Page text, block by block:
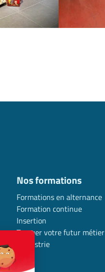
Nos formations
Formations en alternance
Formation continue
Insertion
Trouver votre futur
l’industrie